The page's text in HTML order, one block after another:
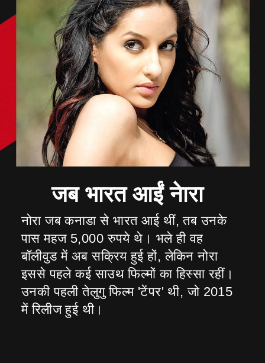
जब भारत आईं नेारा
नोरा जब कनाडा से भारत आई थीं, तब उनके
पास महज 5,000 रुपये थे। भले ही वह
बॉलीवुड में अब सक्रिय हुई हों, लेकिन नोरा
इससे पहले कई साउथ फिल्मों का हिस्सा रहीं।
उनकी पहली तेलुगु फिल्म 'टेंपर' थी, जो 2015